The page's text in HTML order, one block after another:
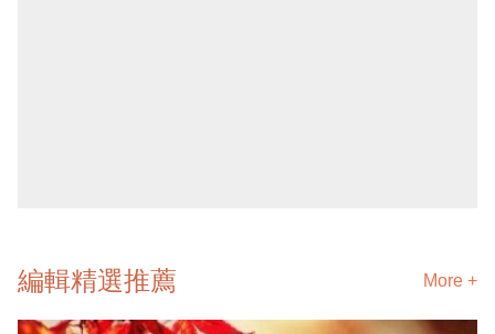
編輯精選推薦 More +